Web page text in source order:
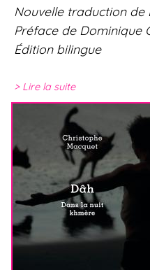
Nouvelle traduction de
Préface de Dominique
Édition bilingue
Lire la suite